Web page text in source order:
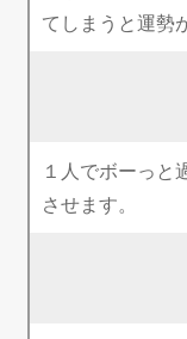
てしまうと運勢
１人でボーっと
させます。